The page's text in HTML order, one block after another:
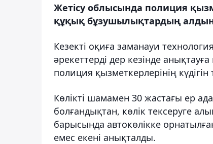
Жетісу облысында полиция
құқық бұзушылықтардың алдын
Кезекті оқиға заманауи
әрекеттерді дер кезінде
полиция қызметкерлерінің
Көлікті шамамен 30 жастағы ер
болғандықтан, көлік тексеруге
барысында автокөлікке
емес екені анықталды.